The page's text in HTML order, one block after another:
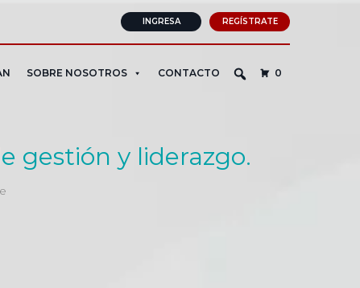
INGRESA REGÍSTRATE
SOBRE NOSOTROS CONTACTO 0
gestión y liderazgo.